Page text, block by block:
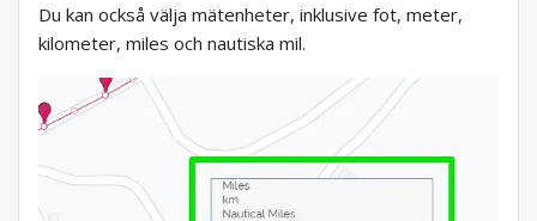
Du kan också välja mätenheter, inklusive fot, meter,
kilometer, miles och nautiska mil.